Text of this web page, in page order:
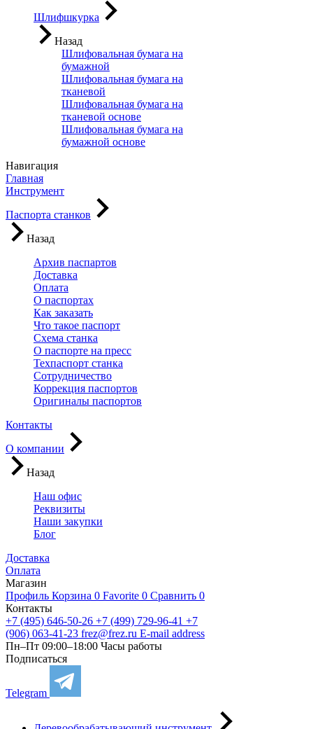
Шлифшкурка
Назад
Шлифовальная бумага на
бумажной
Шлифовальная бумага на
тканевой
Шлифовальная бумага на
тканевой основе
Шлифовальная бумага на
бумажной основе
Навигация
Главная
Инструмент
Паспорта станков
Назад
Архив паспартов
Доставка
Оплата
О паспортах
Как заказать
Что такое паспорт
Схема станка
О паспорте на пресс
Техпаспорт станка
Сотрудничество
Коррекция паспортов
Оригиналы паспортов
Контакты
О компании
Назад
Наш офис
Реквизиты
Наши закупки
Блог
Доставка
Оплата
Магазин
Профиль Корзина 0 Favorite 0 Сравнить 0
Контакты
+7 (495) 646-50-26 +7 (499) 729-96-41 +7
(906) 063-41-23 frez@frez.ru E-mail address
Пн–Пт 09:00–18:00 Часы работы
Подписаться
Telegram